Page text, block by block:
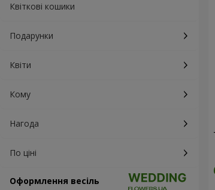
Квіткові кошики
Подарунки
Квіти
Кому
Нагода
По ціні
Оформлення весіль